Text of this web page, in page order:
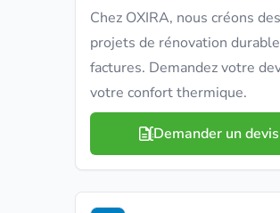
Chez OXIRA, nous créons
projets de rénovation
factures. Demandez votre
votre confort thermique.
Demander un devis